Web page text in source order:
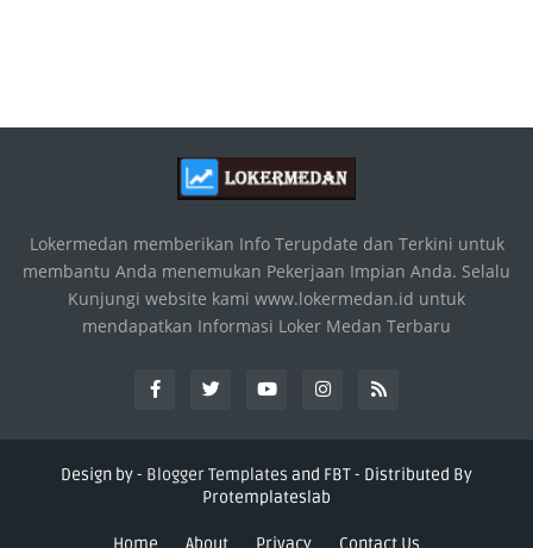
Lokermedan memberikan Info Terupdate dan Terkini untuk
membantu Anda menemukan Pekerjaan Impian Anda. Selalu
Kunjungi website kami www.lokermedan.id untuk
mendapatkan Informasi Loker Medan Terbaru
Design by - Blogger Templates and FBT- Distributed By
Protemplateslab
Home About Privacy Contact Us